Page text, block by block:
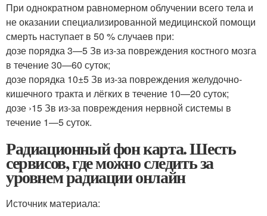
При однократном равномерном облучении всего тела и
не оказании специализированной медицинской помощи
смерть наступает в 50 % случаев при:
дозе порядка 3—5 Зв из-за повреждения костного мозга
в течение 30—60 суток;
дозе порядка 10±5 Зв из-за повреждения желудочно-
кишечного тракта и лёгких в течение 10—20 суток;
дозе ›15 Зв из-за повреждения нервной системы в
течение 1—5 суток.
Радиационный фон карта. Шесть
сервисов, где можно следить за
уровнем радиации онлайн
Источник материала: